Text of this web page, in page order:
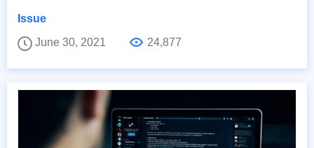
Issue
June 30, 2021
24,877